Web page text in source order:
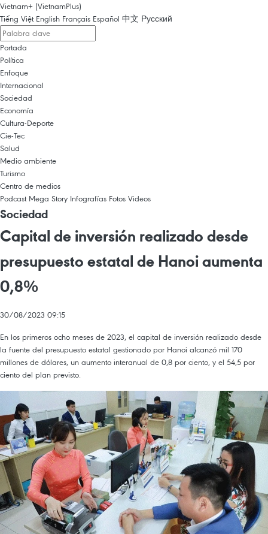
Vietnam+ (VietnamPlus)
Tiếng Việt English Français Español 中文 Русский
Portada
Política
Enfoque
Internacional
Sociedad
Economía
Cultura-Deporte
Cie-Tec
Salud
Medio ambiente
Turismo
Centro de medios
Podcast Mega Story Infografías Fotos Videos
Sociedad
Capital de inversión realizado desde
presupuesto estatal de Hanoi aumenta
0,8%
30/08/2023 09:15
En los primeros ocho meses de 2023, el capital de inversión realizado desde
la fuente del presupuesto estatal gestionado por Hanoi alcanzó mil 170
millones de dólares, un aumento interanual de 0,8 por ciento, y el 54,5 por
ciento del plan previsto.